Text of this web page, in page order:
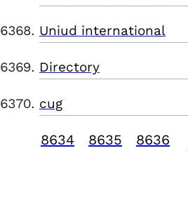
Uniud international
Directory
cug
8634 8635 8636